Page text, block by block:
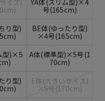
号(165cm)
り型)
BE体(ゆったり型)
×4号(165cm)
型)×5
A体(標準型)×5号(1
70cm)
り型)
E体(大きいサイズ)
×5号(170cm)